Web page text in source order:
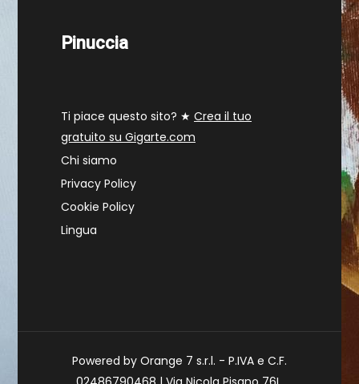
Pinuccia
Ti piace questo sito? ★ Crea il tuo
gratuito su Gigarte.com
Chi siamo
Privacy Policy
Cookie Policy
Lingua
Powered by Orange 7 s.r.l. - P.IVA e C.F.